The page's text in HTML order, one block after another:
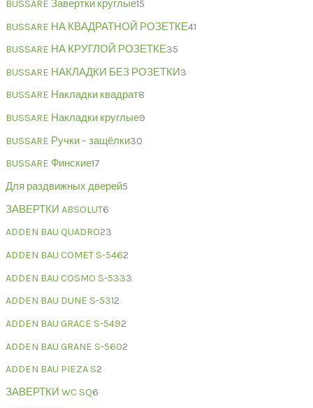
BUSSARE Завертки круглые15
BUSSARE НА КВАДРАТНОЙ РОЗЕТКЕ41
BUSSARE НА КРУГЛОЙ РОЗЕТКЕ35
BUSSARE НАКЛАДКИ БЕЗ РОЗЕТКИ3
BUSSARE Накладки квадрат8
BUSSARE Накладки круглые9
BUSSARE Ручки – защёлки30
BUSSARE Финские17
Для раздвижных дверей5
ЗАВЕРТКИ ABSOLUT6
ADDEN BAU QUADRO23
ADDEN BAU COMET S-5462
ADDEN BAU COSMO S-5333
ADDEN BAU DUNE S-5312
ADDEN BAU GRACE S-5492
ADDEN BAU GRANE S-5602
ADDEN BAU PIEZA S2
ЗАВЕРТКИ WC SQ6